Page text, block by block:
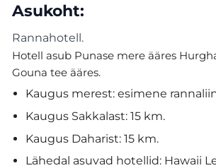
Asukoht:
Rannahotell.
Hotell asub Punase mere ääres
Gouna tee ääres.
Kaugus merest: esimene
Kaugus Sakkalast: 15 km.
Kaugus Daharist: 15 km.
Lähedal asuvad hotellid: Hawaii